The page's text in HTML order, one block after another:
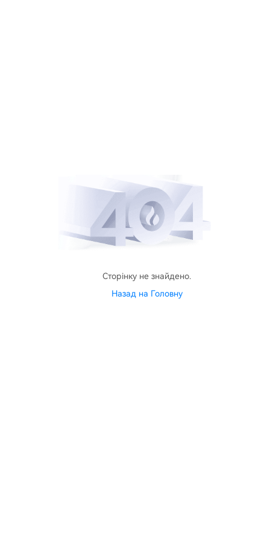
Сторінку не знайдено.
Назад на Головну